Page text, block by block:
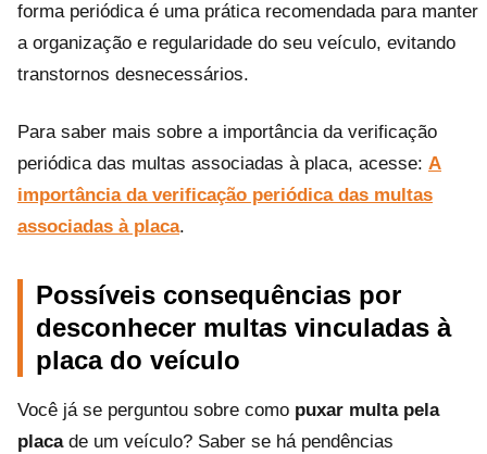
forma periódica é uma prática recomendada para manter
a organização e regularidade do seu veículo, evitando
transtornos desnecessários.
Para saber mais sobre a importância da verificação
periódica das multas associadas à placa, acesse: A
importância da verificação periódica das multas
associadas à placa.
Possíveis consequências por
desconhecer multas vinculadas à
placa do veículo
Você já se perguntou sobre como puxar multa pela
placade um veículo? Saber se há pendências